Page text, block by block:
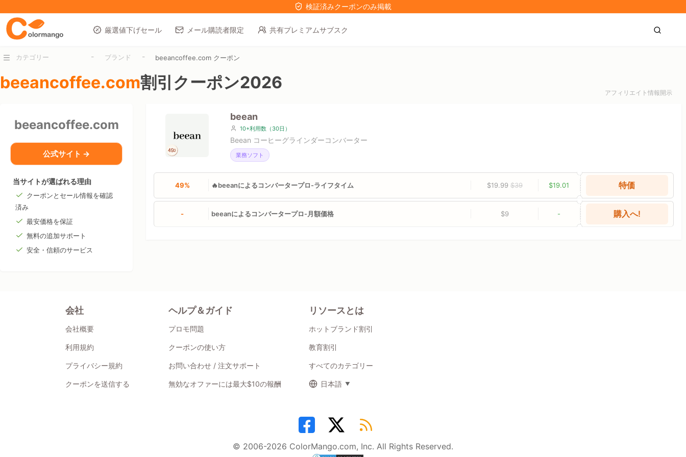
検証済みクーポンのみ掲載
厳選値下げセール メール購読者限定 共有プレミアムサブスク
カテゴリー - ブランド - beeancoffee.com クーポン
beeancoffee.com割引クーポン2026
アフィリエイト情報開示
beeancoffee.com
公式サイト →
当サイトが選ばれる理由
クーポンとセール情報を確認
済み
最安価格を保証
無料の追加サポート
安全・信頼のサービス
beean
10+利用数（30日）
Beean コーヒーグラインダーコンバーター
業務ソフト
49% 🔥beeanによるコンバータープロ-ライフタイム $19.99 $39 $19.01 特価
- beeanによるコンバータープロ-月額価格 $9 - 購入へ!
会社
会社概要
利用規約
プライバシー規約
クーポンを送信する
ヘルプ＆ガイド
プロモ問題
クーポンの使い方
お問い合わせ / 注文サポート
無効なオファーには最大$10の報酬
リソースとは
ホットブランド割引
教育割引
すべてのカテゴリー
日本語
© 2006-2026 ColorMango.com, Inc. All Rights Reserved.